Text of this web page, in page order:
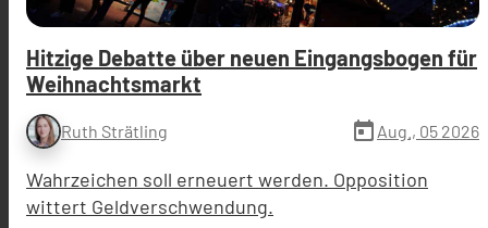
Hitzige Debatte über neuen Eingangsbogen für
Weihnachtsmarkt
Ruth Strätling today Aug., 05 2026
Wahrzeichen soll erneuert werden. Opposition
wittert Geldverschwendung.